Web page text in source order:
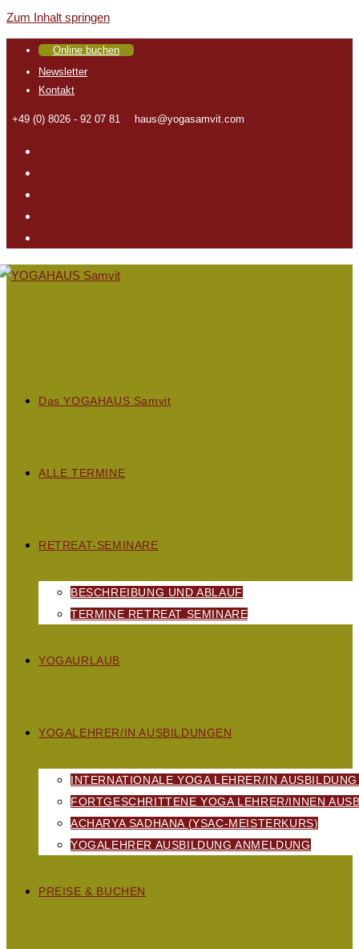
Zum Inhalt springen
Online buchen
Newsletter
Kontakt
+49 (0) 8026 - 92 07 81 haus@yogasamvit.com
Das YOGAHAUS Samvit
ALLE TERMINE
RETREAT-SEMINARE
BESCHREIBUNG UND ABLAUF
TERMINE RETREAT SEMINARE
YOGAURLAUB
YOGALEHRER/IN AUSBILDUNGEN
INTERNATIONALE YOGA LEHRER/IN
FORTGESCHRITTENE YOGA LEHRER/INNEN
ACHARYA SADHANA (YSAC-MEISTERKURS)
YOGALEHRER AUSBILDUNG ANMELDUNG
PREISE & BUCHEN